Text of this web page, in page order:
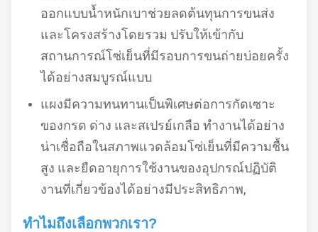
ออกแบบน้ำหนักเบาช่วยลดต้นทุนการขนส่ง
และโครงสร้างโดยรวม ปรับให้เข้ากับ
สถานการณ์โซ่เย็นที่มีรอบการขนถ่ายบ่อยครั้ง
ได้อย่างสมบูรณ์แบบ
แผงมีความทนทานเป็นพิเศษต่อการกัดเซาะ
ของกรด ด่าง และสเปรย์เกลือ ทำงานได้อย่าง
น่าเชื่อถือในสภาพแวดล้อมโซ่เย็นที่มีความชื้น
สูง และยืดอายุการใช้งานของอุปกรณ์ปฏิบัติ
งานที่เกี่ยวข้องได้อย่างมีประสิทธิภาพ,
ทำไมถึงเลือกพวกเรา?